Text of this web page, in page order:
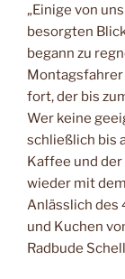
„Einige von
besorgten
begann zu
Montagsfahrer
fort, der bis
Wer keine
schließlich bis
Kaffee und
wieder mit
Anlässlich des
und Kuchen
Radbude